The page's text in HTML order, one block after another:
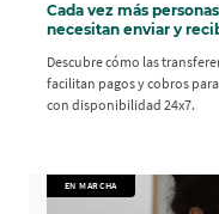
Cada vez más
necesitan enviar y
Descubre cómo las
facilitan pagos y cobros
con disponibilidad 24x7.
EN MARCHA